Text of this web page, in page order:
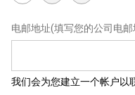
电邮地址(填写您的公司电
我们会为您建立一个帐户以